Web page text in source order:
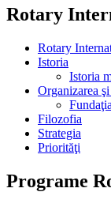
Rotary
Rotary
Istoria
Istoria
Organizarea
Filozofia
Strategia
Priorităţi
Programe